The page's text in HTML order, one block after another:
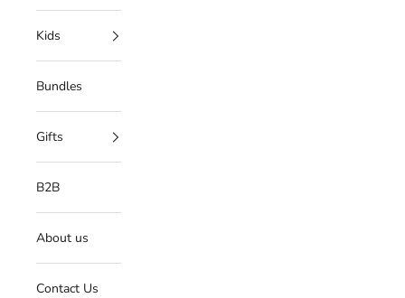
Kids
Bundles
Gifts
B2B
About us
Contact Us